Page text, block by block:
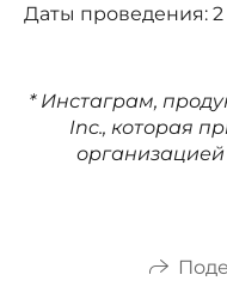
Даты проведения:
* Инстаграм,
Inc., которая